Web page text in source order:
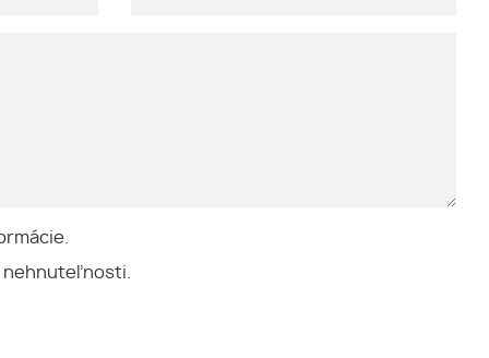
nehnuteľnosti.